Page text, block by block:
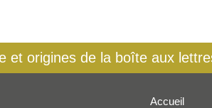
et origines de la boîte aux
Accueil